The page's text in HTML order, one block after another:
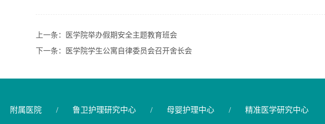
上一条：
医学院举办假期安全主题教育班会
下一条：
医学院学生公寓自律委员会召开舍长会
附属医院 / 鲁卫护理研究中心 / 母婴护理中心 / 精准医学研究中心